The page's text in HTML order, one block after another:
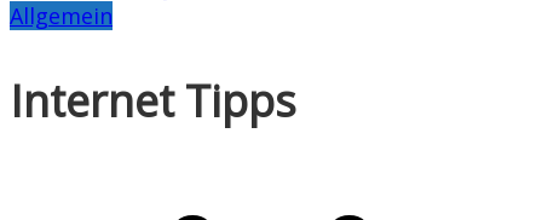
Allgemein
Internet Tipps